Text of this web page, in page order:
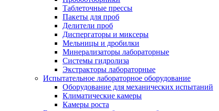
Таблеточные прессы
Пакеты для проб
Делители проб
Диспергаторы и миксеры
Мельницы и дробилки
Минерализаторы лабораторные
Системы гидролиза
Экстракторы лабораторные
Испытательное лабораторное оборудование
Оборудование для механических испытаний
Климатические камеры
Камеры роста